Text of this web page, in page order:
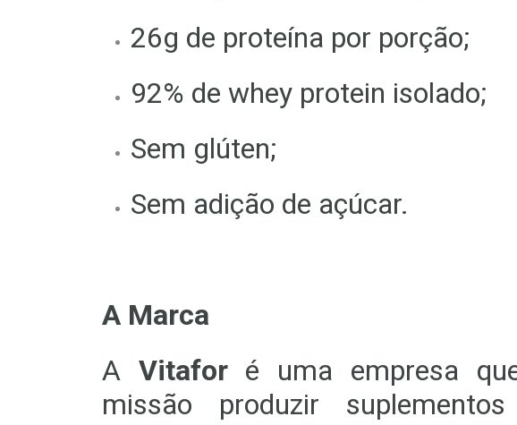
26g de proteína por porção;
92% de whey protein isolado;
Sem glúten;
Sem adição de açúcar.
A Marca
A Vitaforé uma empresa
missão produzir